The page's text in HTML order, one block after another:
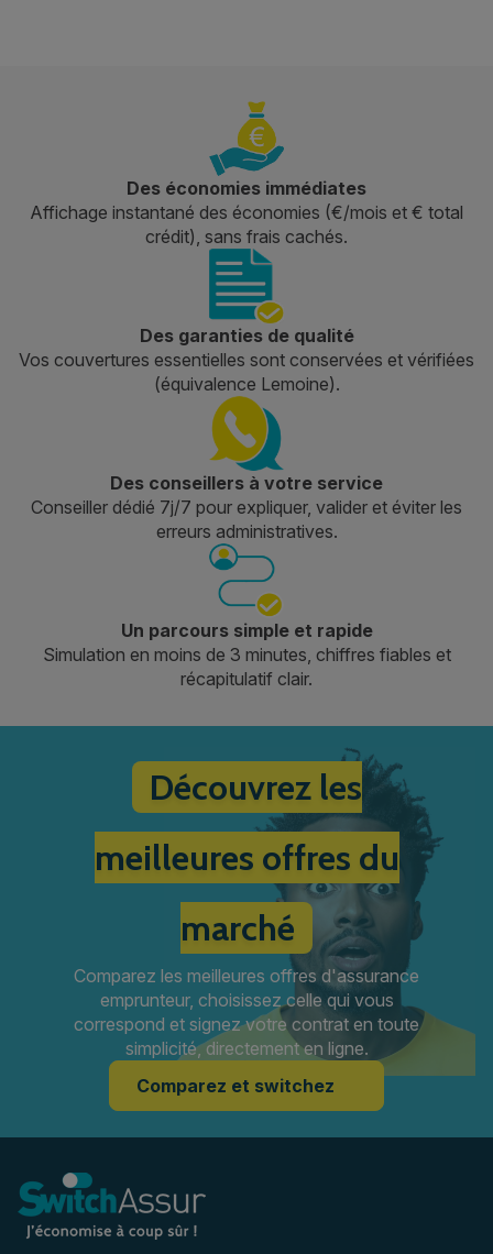
Des économies immédiates
Affichage instantané des économies (€/mois et € total
crédit), sans frais cachés.
Des garanties de qualité
Vos couvertures essentielles sont conservées et vérifiées
(équivalence Lemoine).
Des conseillers à votre service
Conseiller dédié 7j/7 pour expliquer, valider et éviter les
erreurs administratives.
Un parcours simple et rapide
Simulation en moins de 3 minutes, chiffres fiables et
récapitulatif clair.
Découvrez les
meilleures offres du
marché
Comparez les meilleures offres d'assurance
emprunteur, choisissez celle qui vous
correspond et signez votre contrat en toute
simplicité, directement en ligne.
Comparez et switchez